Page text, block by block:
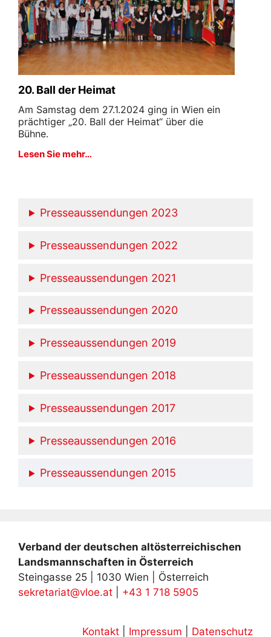
20. Ball der Heimat
Am Samstag dem 27.1.2024 ging in Wien ein
prächtiger „20. Ball der Heimat“ über die
Bühne.
Lesen Sie mehr…
Presseaussendungen 2023
Presseaussendungen 2022
Presseaussendungen 2021
Presseaussendungen 2020
Presseaussendungen 2019
Presseaussendungen 2018
Presseaussendungen 2017
Presseaussendungen 2016
Presseaussendungen 2015
Verband der deutschen altösterreichischen
Landsmannschaften in Österreich
Steingasse 25 | 1030 Wien | Österreich
sekretariat@vloe.at
+43 1 718 5905
Kontakt Impressum Datenschutz